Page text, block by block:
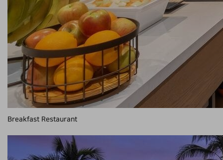
Breakfast Restaurant